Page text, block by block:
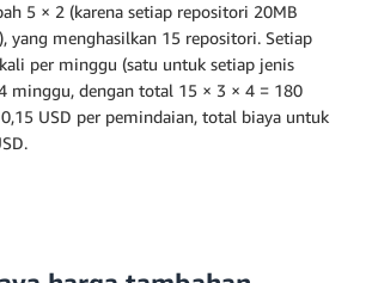
5 × 2 (karena setiap repositori 20MB
yang menghasilkan 15 repositori. Setiap
per minggu (satu untuk setiap jenis
minggu, dengan total 15 × 3 × 4 = 180
USD per pemindaian, total biaya untuk